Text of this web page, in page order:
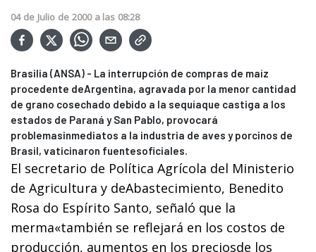
04 de Julio de 2000 a las 08:28
Brasilia (ANSA) - La interrupción de compras de maíz
procedente deArgentina, agravada por la menor cantidad
de grano cosechado debido a la sequíaque castiga a los
estados de Paraná y San Pablo, provocará
problemasinmediatos a la industria de aves y porcinos de
Brasil, vaticinaron fuentesoficiales.
El secretario de Política Agrícola del Ministerio
de Agricultura y deAbastecimiento, Benedito
Rosa do Espírito Santo, señaló que la
merma«también se reflejará en los costos de
producción, aumentos en los preciosde los